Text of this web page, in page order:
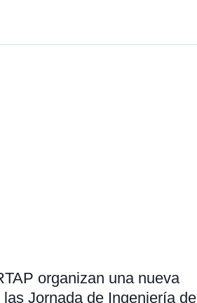
organizan una nueva
las Jornada de Ingeniería de